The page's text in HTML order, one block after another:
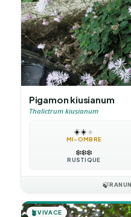
Pigamon kiusianum
Thalictrum kiusianum
☀️☀️☀️
MI-OMBRE
❄️❄️❄️
RUSTIQUE
🍃
🪴VIVACE